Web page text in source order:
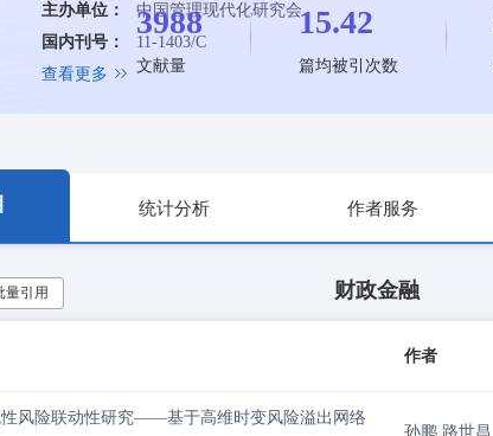
主办单位：
中国管理现代化研究会
国内刊号：
11-1403/C
查看更多
3988
文献量
15.42
篇均被引次数
统计分析 作者服务
量引用 财政金融
作者
风险联动性研究——基于高维时变风险溢出网络
孙鹏,路世昌